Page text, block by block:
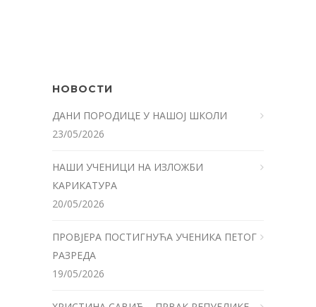
НОВОСТИ
ДАНИ ПОРОДИЦЕ У НАШОЈ ШКОЛИ
23/05/2026
НАШИ УЧЕНИЦИ НА ИЗЛОЖБИ
КАРИКАТУРА
20/05/2026
ПРОВЈЕРА ПОСТИГНУЋА УЧЕНИКА ПЕТОГ
РАЗРЕДА
19/05/2026